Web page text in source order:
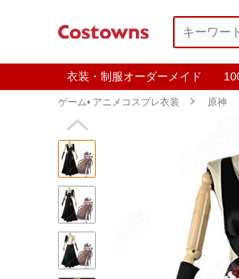
衣装・制服オーダーメイド
ゲーム• アニメコスプレ衣装  原神
